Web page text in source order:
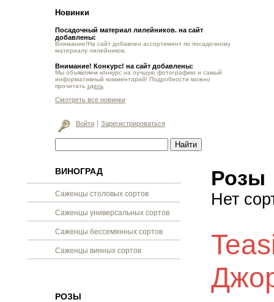
Новинки
Посадочный материал лилейников. на сайт
добавлены:
Внимание!На сайт добавлен ассортимент по посадочному
материалу лилейников.
Внимание! Конкурс! на сайт добавлены:
Мы объявляем конкурс на лучшую фотографию и самый
информативный комментарий! Подробности можно
прочитать здесь
Смотреть все новинки
Войти Зарегистрироваться
ВИНОГРАД
Саженцы столовых сортов
Саженцы универсальных сортов
Саженцы бессемянных сортов
Саженцы винных сортов
РОЗЫ
Розы
Нет